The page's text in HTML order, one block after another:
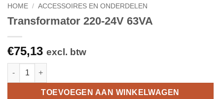
HOME / ACCESSOIRES EN ONDERDELEN
Transformator 220-24V 63VA
€75,13 excl. btw
Transformator 220-24V 63VA aantal
TOEVOEGEN AAN WINKELWAGEN